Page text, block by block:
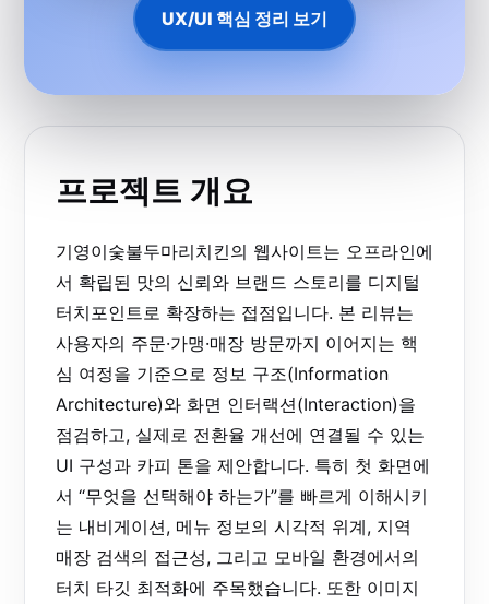
UX/UI 핵심 정리 보기
프로젝트 개요
기영이숯불두마리치킨의 웹사이트는 오프라인에
서 확립된 맛의 신뢰와 브랜드 스토리를 디지털
터치포인트로 확장하는 접점입니다. 본 리뷰는
사용자의 주문·가맹·매장 방문까지 이어지는 핵
심 여정을 기준으로 정보 구조(Information
Architecture)와 화면 인터랙션(Interaction)을
점검하고, 실제로 전환율 개선에 연결될 수 있는
UI 구성과 카피 톤을 제안합니다. 특히 첫 화면에
서 “무엇을 선택해야 하는가”를 빠르게 이해시키
는 내비게이션, 메뉴 정보의 시각적 위계, 지역
매장 검색의 접근성, 그리고 모바일 환경에서의
터치 타깃 최적화에 주목했습니다. 또한 이미지